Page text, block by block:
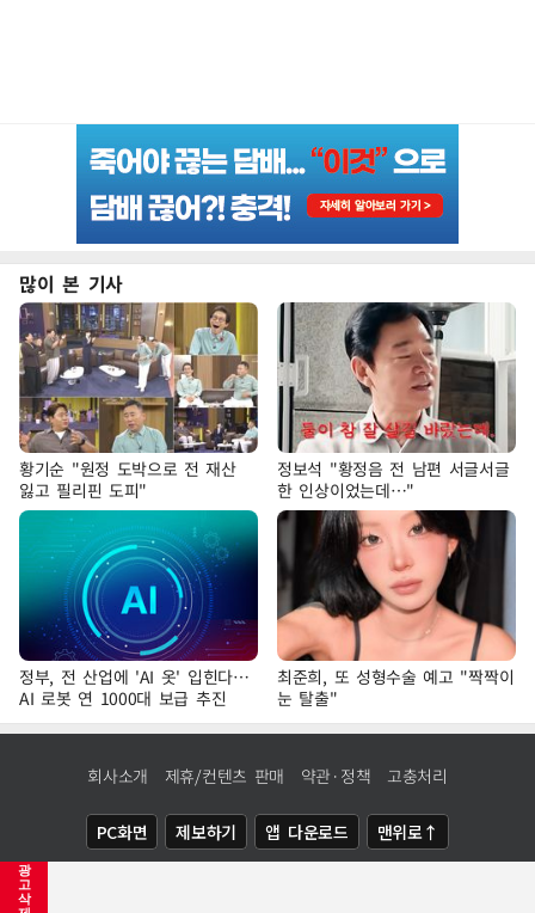
광
고
삭
많이 본 기사
황기순 "원정 도박으로 전 재산
잃고 필리핀 도피"
정보석 "황정음 전 남편 서글서글
한 인상이었는데…"
정부, 전 산업에 'AI 옷' 입힌다…
AI 로봇 연 1000대 보급 추진
최준희, 또 성형수술 예고 "짝짝이
눈 탈출"
회사소개 제휴/컨텐츠 판매 약관·정책 고충처리
PC화면 제보하기 앱 다운로드 맨위로↑